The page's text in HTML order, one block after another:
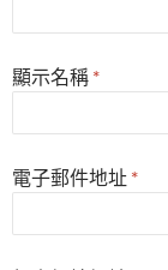
顯示名稱 *
電子郵件地址 *